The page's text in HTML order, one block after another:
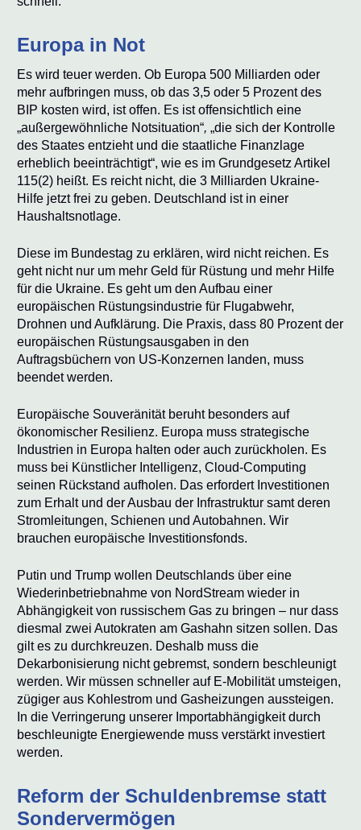
Europa in Not
Es wird teuer werden. Ob Europa 500 Milliarden oder
mehr aufbringen muss, ob das 3,5 oder 5 Prozent des
BIP kosten wird, ist offen. Es ist offensichtlich eine
„außergewöhnliche Notsituation“,„die sich der Kontrolle
des Staates entzieht und die staatliche Finanzlage
erheblich beeinträchtigt“, wie es im Grundgesetz Artikel
115(2) heißt. Es reicht nicht, die 3 Milliarden Ukraine-
Hilfe jetzt frei zu geben. Deutschland ist in einer
Haushaltsnotlage.
Diese im Bundestag zu erklären, wird nicht reichen. Es
geht nicht nur um mehr Geld für Rüstung und mehr Hilfe
für die Ukraine. Es geht um den Aufbau einer
europäischen Rüstungsindustrie für Flugabwehr,
Drohnen und Aufklärung. Die Praxis, dass 80 Prozent der
europäischen Rüstungsausgaben in den
Auftragsbüchern von US-Konzernen landen, muss
beendet werden.
Europäische Souveränität beruht besonders auf
ökonomischer Resilienz. Europa muss strategische
Industrien in Europa halten oder auch zurückholen. Es
muss bei Künstlicher Intelligenz, Cloud-Computing
seinen Rückstand aufholen. Das erfordert Investitionen
zum Erhalt und der Ausbau der Infrastruktur samt deren
Stromleitungen, Schienen und Autobahnen. Wir
brauchen europäische Investitionsfonds.
Putin und Trump wollen Deutschlands über eine
Wiederinbetriebnahme von NordStream wieder in
Abhängigkeit von russischem Gas zu bringen – nur dass
diesmal zwei Autokraten am Gashahn sitzen sollen. Das
gilt es zu durchkreuzen. Deshalb muss die
Dekarbonisierung nicht gebremst, sondern beschleunigt
werden. Wir müssen schneller auf E-Mobilität umsteigen,
zügiger aus Kohlestrom und Gasheizungen aussteigen.
In die Verringerung unserer Importabhängigkeit durch
beschleunigte Energiewende muss verstärkt investiert
werden.
Reform der Schuldenbremse statt
Sondervermögen